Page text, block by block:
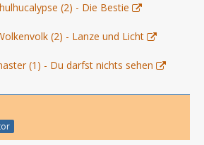
(2) - Die Bestie
(2) - Lanze und Licht
(1) - Du darfst nichts sehen